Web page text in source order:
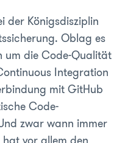
der Königsdisziplin
Oblag es
um die Code-Qualität
Integration
mit GitHub
Code-
zwar wann immer